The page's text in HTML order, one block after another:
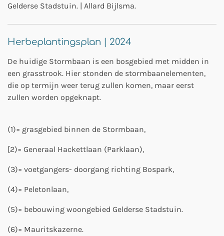
Gelderse Stadstuin. | Allard Bijlsma.
Herbeplantingsplan | 2024
De huidige Stormbaan is een bosgebied met midden in
een grasstrook. Hier stonden de stormbaanelementen,
die op termijn weer terug zullen komen, maar eerst
zullen worden opgeknapt.
(1)= grasgebied binnen de Stormbaan,
[2)= Generaal Hackettlaan (Parklaan),
(3)= voetgangers- doorgang richting Bospark,
(4)= Peletonlaan,
(5)= bebouwing woongebied Gelderse Stadstuin.
(6)= Mauritskazerne.